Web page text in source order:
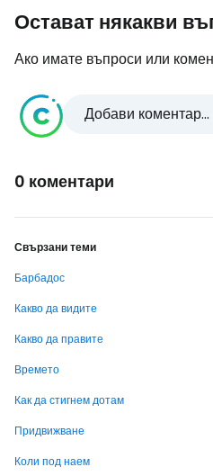
Остават някакви
Ако имате въпроси или
Добави коментар...
0 коментари
Свързани теми
Барбадос
Какво да видите
Какво да правите
Времето
Как да стигнем дотам
Придвижване
Коли под наем